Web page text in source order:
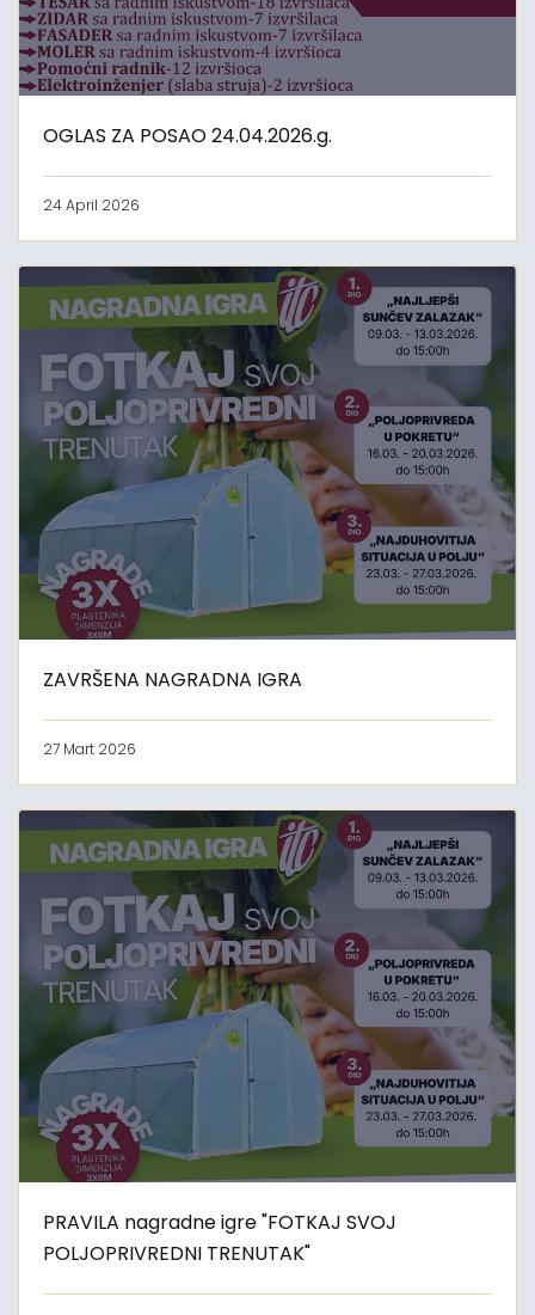
OGLAS ZA POSAO 24.04.2026.g.
24 April 2026
ZAVRŠENA NAGRADNA IGRA
27 Mart 2026
PRAVILA nagradne igre "FOTKAJ SVOJ
POLJOPRIVREDNI TRENUTAK"